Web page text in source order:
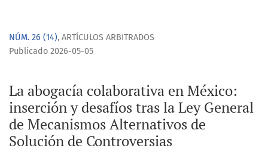
NÚM. 26 (14), ARTÍCULOS ARBITRADOS
La abogacía colaborativa en México:
inserción y desafíos tras la Ley General
de Mecanismos Alternativos de
Solución de Controversias
Publicado 2026-05-05